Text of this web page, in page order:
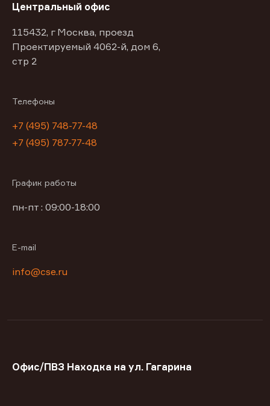
Центральный офис
115432, г Москва, проезд
Проектируемый 4062-й, дом 6,
стр 2
Телефоны
+7 (495) 748-77-48
+7 (495) 787-77-48
График работы
пн-пт : 09:00-18:00
E-mail
info@cse.ru
Офис/ПВЗ Находка на ул. Гагарина